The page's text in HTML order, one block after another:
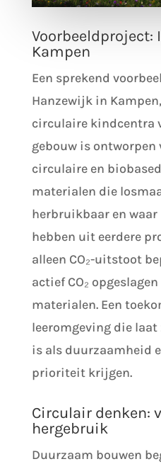
Voorbeeldproject:
Kampen
Een sprekend
Hanzewijk in
circulaire kindcentra
gebouw is ontworpen
circulaire en
materialen die
herbruikbaar en
hebben uit eerdere
alleen CO₂-uitstoot
actief CO₂
materialen. Een
leeromgeving die
is als duurzaamheid
prioriteit krijgen.
Circulair denken:
hergebruik
Duurzaam bouwen